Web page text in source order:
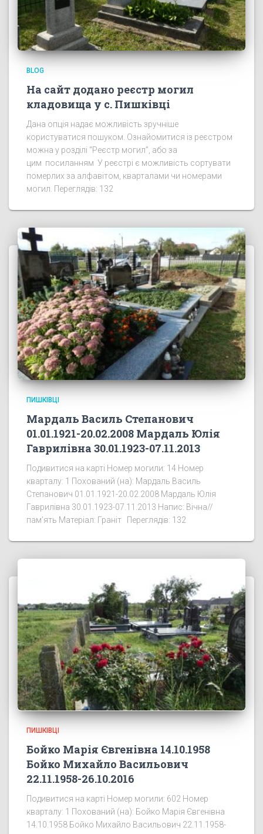
BLOG
На сайт додано реєстр могил
кладовища у с. Пишківці
Дана опція надає можливість зручніше
користуватися пошуком. Ознайомитися із реєстром
можна у розділі “Реєстр могил”, або за
цим посиланням У реєстрі є можливість сортувати
померлих за алфавітом, кварталами чи номерами
могил. Переглядів: 132
ПИШКІВЦІ
Мардаль Василь Степанович
01.01.1921-20.02.2008 Мардаль Юлія
Гаврилівна 30.01.1923-07.11.2013
Подивитися на карті Номер могили: 14 Номер
кварталу: 1 Похований (на): Мардаль Василь
Степанович 01.01.1921-20.02.2008 Мардаль Юлія
Гаврилівна 30.01.1923-07.11.2013 Напис: Вічна//
пам’ять Матеріал: Граніт Переглядів: 132
ПИШКІВЦІ
Бойко Марія Євгенівна 14.10.1958
Бойко Михайло Васильович
22.11.1958-26.10.2016
Подивитися на карті Номер могили: 602 Номер
кварталу: 1 Похований (на): Бойко Марія Євгенівна
14.10.1958 Бойко Михайло Васильович 22.11.1958-